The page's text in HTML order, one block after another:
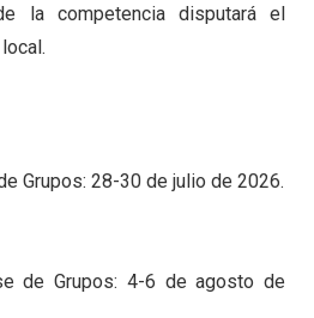
la competencia disputará el
Grupos: 28-30 de julio de 2026.
de Grupos: 4-6 de agosto de